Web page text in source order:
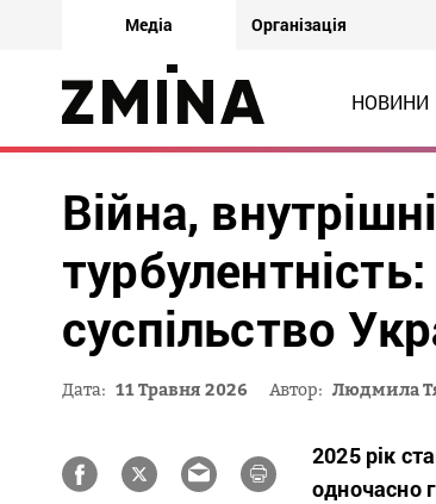
Медіа Організація
НОВИНИ
Війна,
суспільство
Дата: 11 Травня 2026 Автор: Людмила
2025 рік
одночасно